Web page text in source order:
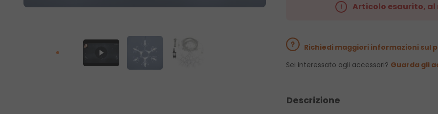
Articolo esaurito, al
Richiedi maggiori informazioni sul
Sei interessato agli accessori? Guarda gli
Descrizione